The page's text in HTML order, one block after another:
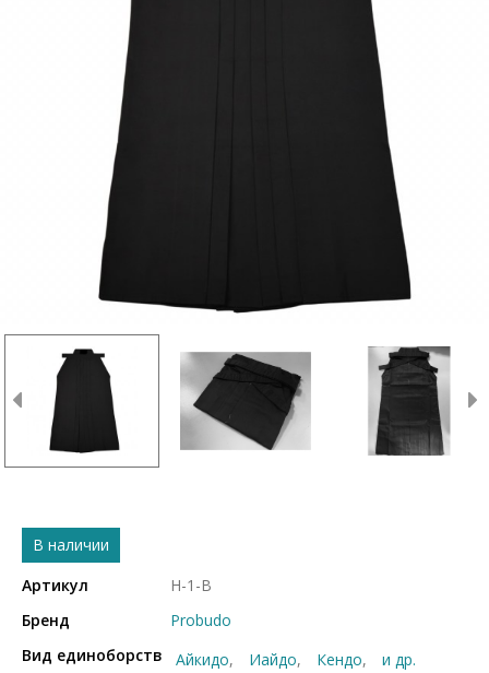
В наличии
Артикул
H-1-B
Бренд
Probudo
Вид единоборств
Айкидо Иайдо Кендо и др.